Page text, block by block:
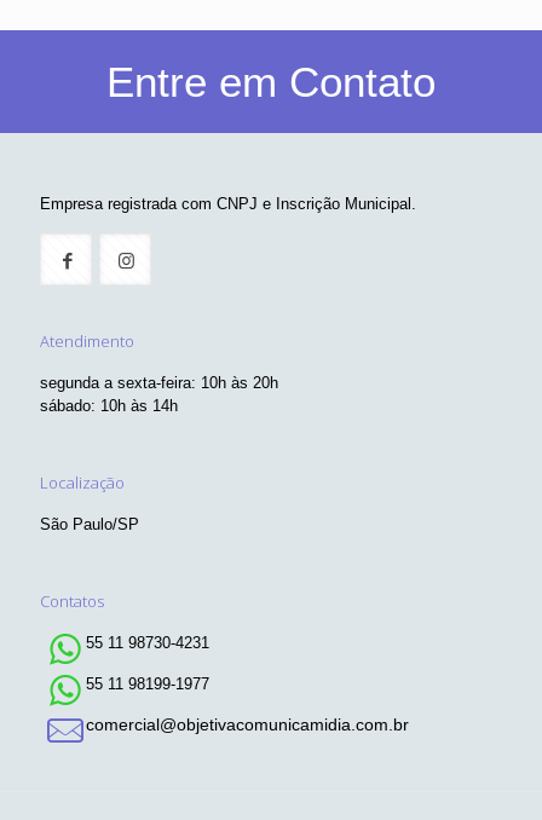
Entre em Contato
Empresa registrada com CNPJ e Inscrição Municipal.
Atendimento
segunda a sexta-feira: 10h às 20h
sábado: 10h às 14h
Localização
São Paulo/SP
Contatos
55 11 98730-4231
55 11 98199-1977
comercial@objetivacomunicamidia.com.br